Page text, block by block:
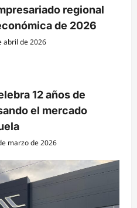
regional
de 2026
abril de 2026
12 años de
el mercado
marzo de 2026